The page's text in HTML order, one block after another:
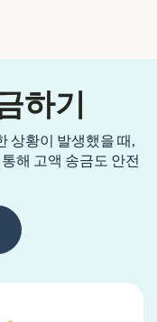
하기
상황이 발생했을 때,
해 고액 송금도 안전